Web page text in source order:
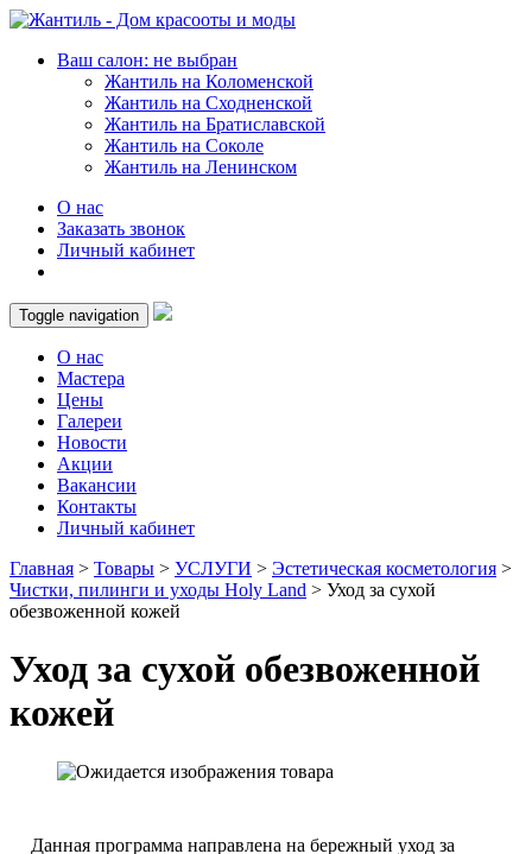
Ваш салон: не выбран
Жантиль на Коломенской
Жантиль на Сходненской
Жантиль на Братиславской
Жантиль на Соколе
Жантиль на Ленинском
О нас
Заказать звонок
Личный кабинет
Toggle navigation
О нас
Мастера
Цены
Галереи
Новости
Акции
Вакансии
Контакты
Личный кабинет
Главная > Товары > УСЛУГИ > Эстетическая косметология >
Чистки, пилинги и уходы Holy Land > Уход за сухой
обезвоженной кожей
Уход за сухой обезвоженной
кожей
Данная программа направлена на бережный уход за